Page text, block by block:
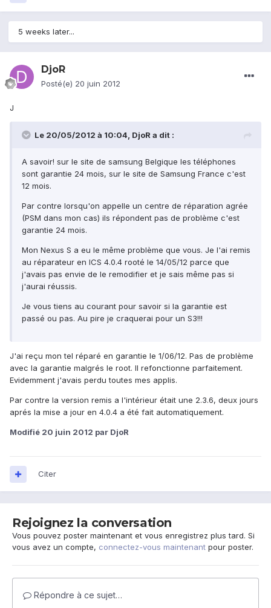
5 weeks later...
DjoR
Posté(e) 20 juin 2012
J
Le 20/05/2012 à 10:04, DjoR a dit :
A savoir! sur le site de samsung Belgique les téléphones
sont garantie 24 mois, sur le site de Samsung France c'est
12 mois.
Par contre lorsqu'on appelle un centre de réparation agrée
(PSM dans mon cas) ils répondent pas de problème c'est
garantie 24 mois.
Mon Nexus S a eu le même problème que vous. Je l'ai remis
au réparateur en ICS 4.0.4 rooté le 14/05/12 parce que
j'avais pas envie de le remodifier et je sais même pas si
j'aurai réussis.
Je vous tiens au courant pour savoir si la garantie est
passé ou pas. Au pire je craquerai pour un S3!!!
J'ai reçu mon tel réparé en garantie le 1/06/12. Pas de problème
avec la garantie malgrés le root. Il refonctionne parfaitement.
Evidemment j'avais perdu toutes mes applis.
Par contre la version remis a l'intérieur était une 2.3.6, deux jours
aprés la mise a jour en 4.0.4 a été fait automatiquement.
Modifié 20 juin 2012 par DjoR
Citer
Rejoignez la conversation
Vous pouvez poster maintenant et vous enregistrez plus tard. Si
vous avez un compte, connectez-vous maintenant pour poster.
Répondre à ce sujet…